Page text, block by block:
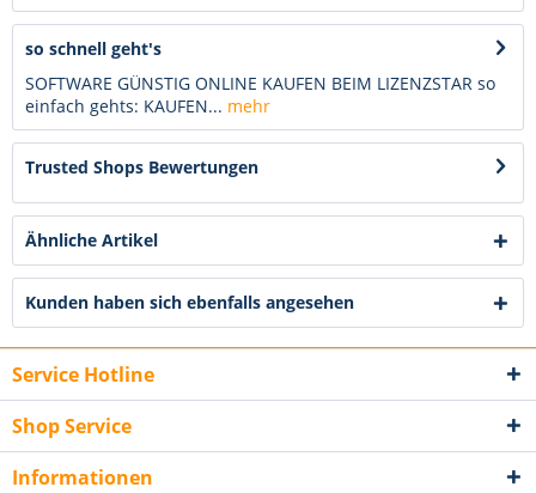
so schnell geht's
SOFTWARE GÜNSTIG ONLINE KAUFEN BEIM LIZENZSTAR so
einfach gehts: KAUFEN... mehr
Trusted Shops Bewertungen
Ähnliche Artikel
Kunden haben sich ebenfalls angesehen
Service Hotline
Shop Service
Informationen